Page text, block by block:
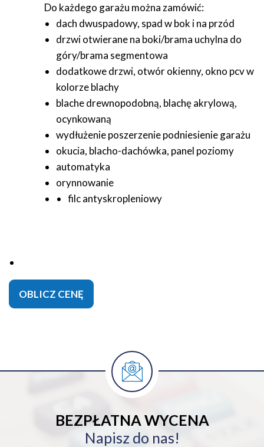
Do każdego garażu można zamówić:
dach dwuspadowy, spad w bok i na przód
drzwi otwierane na boki/brama uchylna do
góry/brama segmentowa
dodatkowe drzwi, otwór okienny, okno pcv w
kolorze blachy
blache drewnopodobną, blachę akrylową,
ocynkowaną
wydłużenie poszerzenie podniesienie garażu
okucia, blacho-dachówka, panel poziomy
automatyka
orynnowanie
filc antyskropleniowy
OBLICZ CENĘ
BEZPŁATNA WYCENA
Napisz do nas!